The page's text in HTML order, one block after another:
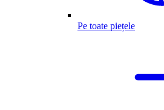
Pe toate piețele